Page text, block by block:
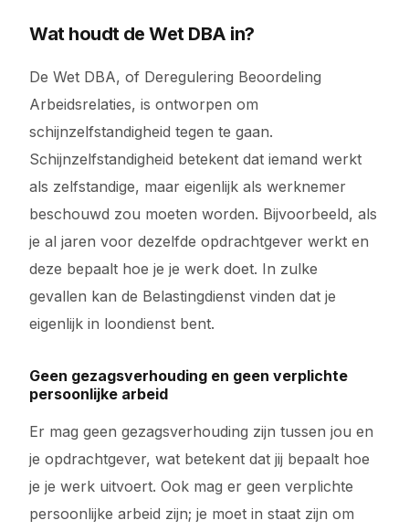
Wat houdt de Wet DBA in?
De Wet DBA, of Deregulering Beoordeling
Arbeidsrelaties, is ontworpen om
schijnzelfstandigheid tegen te gaan.
Schijnzelfstandigheid betekent dat iemand werkt
als zelfstandige, maar eigenlijk als werknemer
beschouwd zou moeten worden. Bijvoorbeeld, als
je al jaren voor dezelfde opdrachtgever werkt en
deze bepaalt hoe je je werk doet. In zulke
gevallen kan de Belastingdienst vinden dat je
eigenlijk in loondienst bent.
Geen gezagsverhouding en geen verplichte
persoonlijke arbeid
Er mag geen gezagsverhouding zijn tussen jou en
je opdrachtgever, wat betekent dat jij bepaalt hoe
je je werk uitvoert. Ook mag er geen verplichte
persoonlijke arbeid zijn; je moet in staat zijn om